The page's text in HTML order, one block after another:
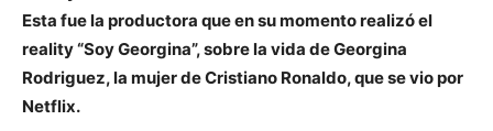
Esta fue la productora que en su momento realizó el
reality “Soy Georgina”, sobre la vida de Georgina
Rodriguez, la mujer de Cristiano Ronaldo, que se vio por
Netflix.